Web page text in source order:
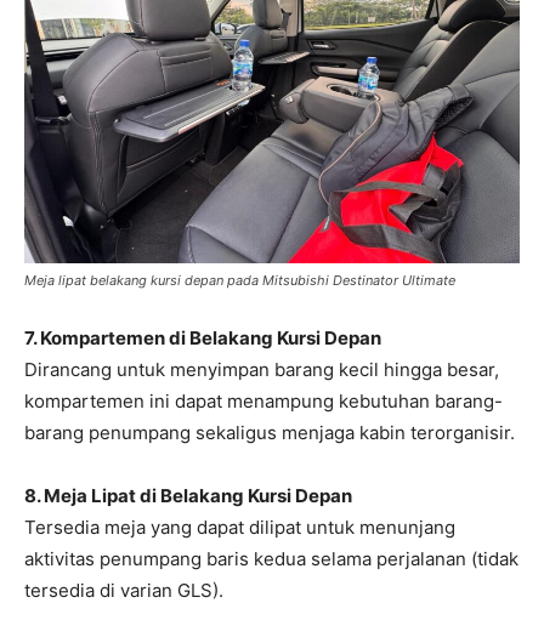
Meja lipat belakang kursi depan pada Mitsubishi Destinator Ultimate
7. Kompartemen di Belakang Kursi Depan
Dirancang untuk menyimpan barang kecil hingga besar,
kompartemen ini dapat menampung kebutuhan barang-
barang penumpang sekaligus menjaga kabin terorganisir.
8. Meja Lipat di Belakang Kursi Depan
Tersedia meja yang dapat dilipat untuk menunjang
aktivitas penumpang baris kedua selama perjalanan (tidak
tersedia di varian GLS).